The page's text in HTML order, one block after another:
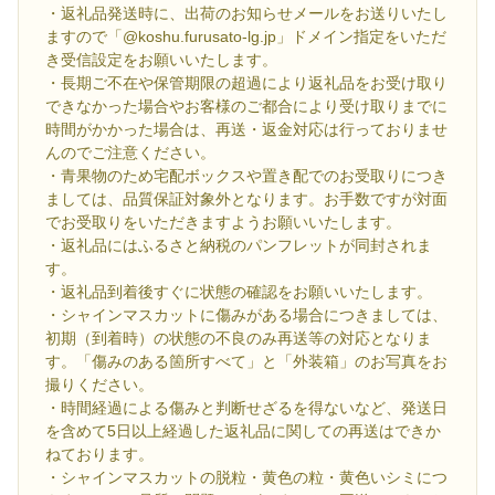
・返礼品発送時に、出荷のお知らせメールをお送りいたし
ますので「@koshu.furusato-lg.jp」ドメイン指定をいただ
き受信設定をお願いいたします。
・長期ご不在や保管期限の超過により返礼品をお受け取り
できなかった場合やお客様のご都合により受け取りまでに
時間がかかった場合は、再送・返金対応は行っておりませ
んのでご注意ください。
・青果物のため宅配ボックスや置き配でのお受取りにつき
ましては、品質保証対象外となります。お手数ですが対面
でお受取りをいただきますようお願いいたします。
・返礼品にはふるさと納税のパンフレットが同封されま
す。
・返礼品到着後すぐに状態の確認をお願いいたします。
・シャインマスカットに傷みがある場合につきましては、
初期（到着時）の状態の不良のみ再送等の対応となりま
す。「傷みのある箇所すべて」と「外装箱」のお写真をお
撮りください。
・時間経過による傷みと判断せざるを得ないなど、発送日
を含めて5日以上経過した返礼品に関しての再送はできか
ねております。
・シャインマスカットの脱粒・黄色の粒・黄色いシミにつ